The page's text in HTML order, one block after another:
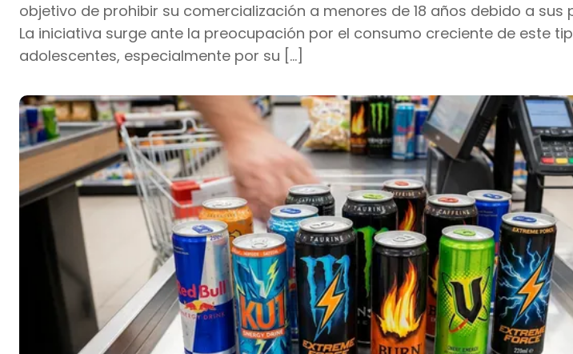
objetivo de prohibir su comercialización a menores de 18 años debido a sus
La iniciativa surge ante la preocupación por el consumo creciente de este
adolescentes, especialmente por su […]